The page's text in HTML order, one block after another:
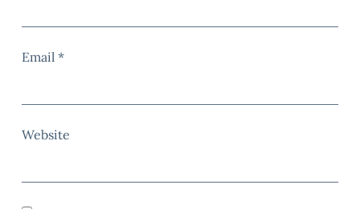
Email *
Website